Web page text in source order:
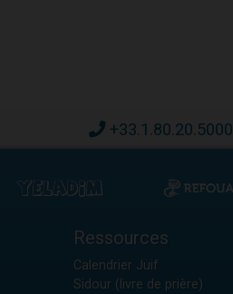
+33.1.80.20.5000
Ressources
Calendrier Juif
Sidour (livre de prière)